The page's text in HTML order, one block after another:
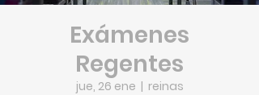
Exámenes
Regentes
jue, 26 ene
  |
reinas